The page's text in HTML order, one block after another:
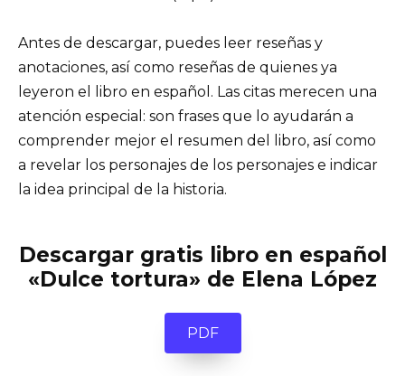
Antes de descargar, puedes leer reseñas y
anotaciones, así como reseñas de quienes ya
leyeron el libro en español. Las citas merecen una
atención especial: son frases que lo ayudarán a
comprender mejor el resumen del libro, así como
a revelar los personajes de los personajes e indicar
la idea principal de la historia.
Descargar gratis libro en español
«Dulce tortura» de Elena López
PDF